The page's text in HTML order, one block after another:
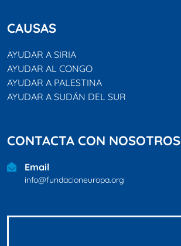
CAUSAS
AYUDAR A SIRIA
AYUDAR AL CONGO
AYUDAR A PALESTINA
AYUDAR A SUDÁN DEL SUR
CONTACTA CON NOSOTROS
Email
info@fundacioneuropa.org